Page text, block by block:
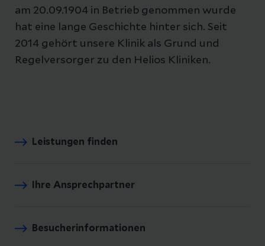
am 20.09.1904 in Betrieb genommen wurde
hat eine lange Geschichte hinter sich. Seit
2014 gehört unsere Klinik als Grund und
Regelversorger zu den Helios Kliniken.
Leistungen finden
Ihre Ansprechpartner
Besucherinformationen